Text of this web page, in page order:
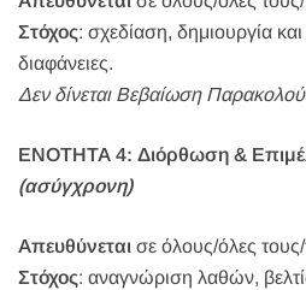
Στόχος: σχεδίαση, δημιουργία
διαφάνειες.
Δεν δίνεται Βεβαίωση
ΕΝΟΤΗΤΑ 4: Διόρθωση &
(ασύγχρονη)
Απευθύνεται σε όλους/όλες τους/
Στόχος: αναγνώριση λαθών,